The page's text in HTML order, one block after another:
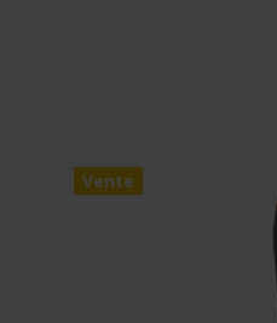
Vente